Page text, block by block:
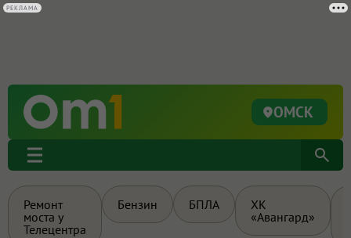
ОМСК
Ремонт
моста у
Телецентра
Бензин БПЛА
ХК
«Авангард»